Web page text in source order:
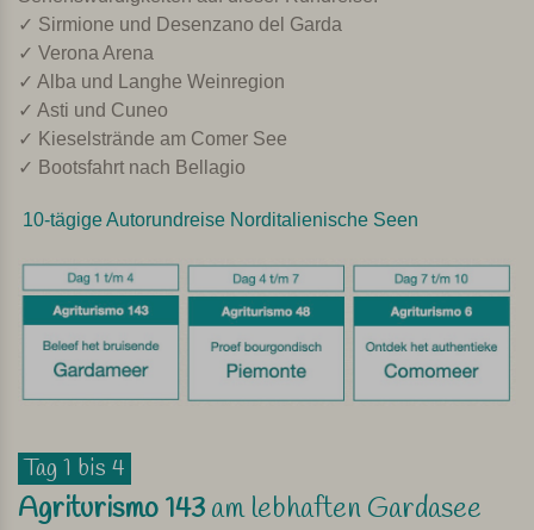
✓ Sirmione und Desenzano del Garda
✓ Verona Arena
✓ Alba und Langhe Weinregion
✓ Asti und Cuneo
✓ Kieselstrände am Comer See
✓ Bootsfahrt nach Bellagio
10-tägige Autorundreise Norditalienische Seen
Tag 1 bis 4
Agriturismo 143am lebhaften Gardasee